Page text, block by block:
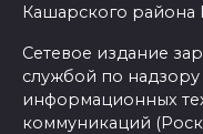
Кашарского района
Сетевое издание
службой по надзору
информационных
коммуникаций